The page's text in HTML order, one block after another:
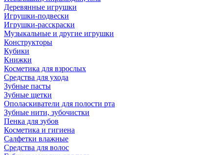
Деревянные игрушки
Игрушки-подвески
Игрушки-расскраски
Музыкальные и другие игрушки
Конструкторы
Кубики
Книжки
Косметика для взрослых
Средства для ухода
Зубные пасты
Зубные щетки
Ополаскиватели для полости рта
Зубные нити, зубочистки
Пенка для зубов
Косметика и гигиена
Салфетки влажные
Средства для волос